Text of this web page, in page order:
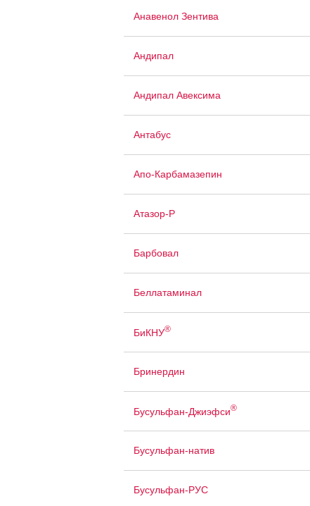
Анавенол Зентива
Андипал
Андипал Авексима
Антабус
Апо-Карбамазепин
Атазор-Р
Барбовал
Беллатаминал
БиКНУ®
Бринердин
Бусульфан-Джиэфси®
Бусульфан-натив
Бусульфан-РУС